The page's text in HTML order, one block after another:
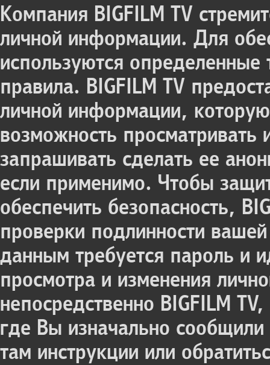
Компания BIGFILM TV
личной информации. Для
используются
правила. BIGFILM TV
личной информации,
возможность
запрашивать сделать ее
если применимо. Чтобы
обеспечить безопасность,
проверки подлинности
данным требуется пароль и
просмотра и изменения
непосредственно BIGFILM
где Вы изначально
там инструкции или